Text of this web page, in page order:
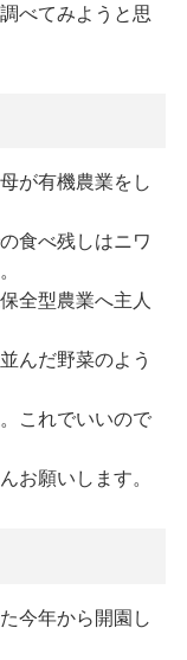
べてみようと思
が有機農業をし
食べ残しはニワ
全型農業へ主人
んだ野菜のよう
これでいいので
お願いします。
今年から開園し